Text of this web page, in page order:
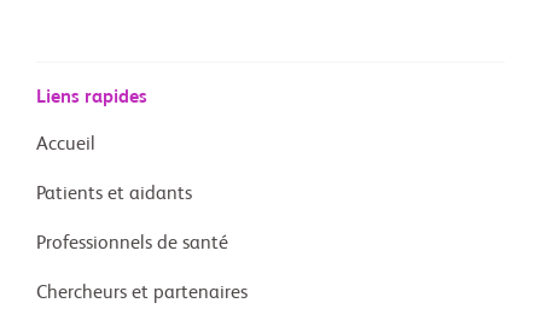
Liens rapides
Accueil
Patients et aidants
Professionnels de santé
Chercheurs et partenaires